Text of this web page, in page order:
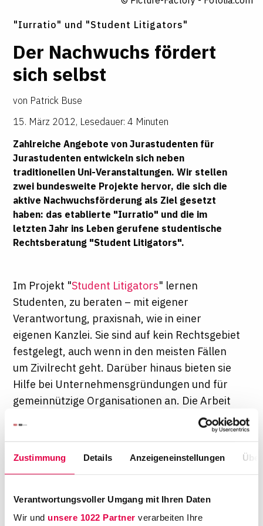
Zustimmung Details Anzeigeneinstellungen
Verantwortungsvoller Umgang mit Ihren Daten
Wir und unsere 1022 Partner verarbeiten Ihre
"Iurratio" und "Student Litigators"
Der Nachwuchs fördert
sich selbst
von Patrick Buse
15. März 2012, Lesedauer: 4 Minuten
Zahlreiche Angebote von Jurastudenten für
Jurastudenten entwickeln sich neben
traditionellen Uni-Veranstaltungen. Wir stellen
zwei bundesweite Projekte hervor, die sich die
aktive Nachwuchsförderung als Ziel gesetzt
haben: das etablierte "Iurratio" und die im
letzten Jahr ins Leben gerufene studentische
Rechtsberatung "Student Litigators".
Im Projekt "Student Litigators" lernen
Studenten, zu beraten – mit eigener
Verantwortung, praxisnah, wie in einer
eigenen Kanzlei. Sie sind auf kein Rechtsgebiet
festgelegt, auch wenn in den meisten Fällen
um Zivilrecht geht. Darüber hinaus bieten sie
Hilfe bei Unternehmensgründungen und für
gemeinnützige Organisationen an. Die Arbeit
Studenten, einer davon war der heutige
von der Idee zur Umsetzung mit Homepage,
Verträgen und Konzept schnell durch,